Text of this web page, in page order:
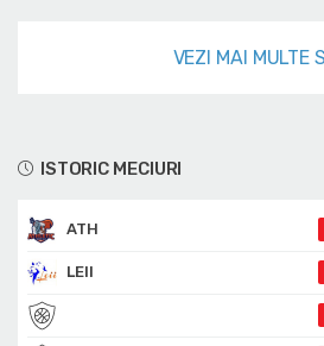
ISTORIC MECIURI
ATH
LEII
VEZI MAI MULTE